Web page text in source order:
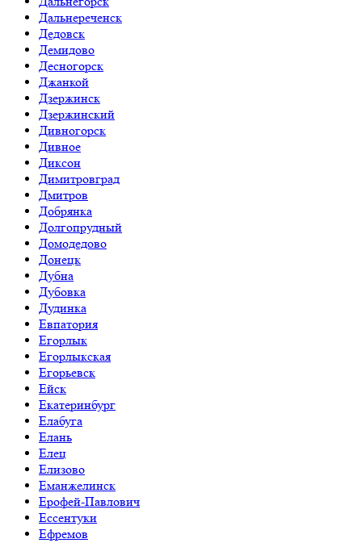
Дальнереченск
Дедовск
Демидово
Десногорск
Джанкой
Дзержинск
Дзержинский
Дивногорск
Дивное
Диксон
Димитровград
Дмитров
Добрянка
Долгопрудный
Домодедово
Донецк
Дубна
Дубовка
Дудинка
Евпатория
Егорлык
Егорлыкская
Егорьевск
Ейск
Екатеринбург
Елабуга
Елань
Елец
Елизово
Еманжелинск
Ерофей-Павлович
Ессентуки
Ефремов